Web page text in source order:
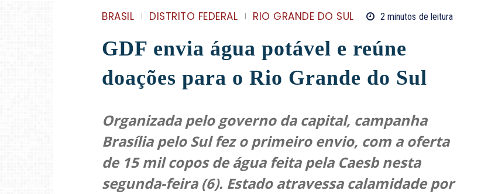
BRASIL DISTRITO FEDERAL RIO GRANDE DO SUL 2 minutos de leitura
GDF envia água potável e reúne
doações para o Rio Grande do Sul
Organizada pelo governo da capital, campanha
Brasília pelo Sul fez o primeiro envio, com a oferta
de 15 mil copos de água feita pela Caesb nesta
segunda-feira (6). Estado atravessa calamidade por